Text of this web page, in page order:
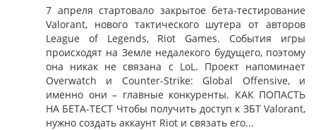
7 апреля стартовало закрытое бета-тестирование
Valorant, нового тактического шутера от авторов
League of Legends, Riot Games. События игры
происходят на Земле недалекого будущего, поэтому
она никак не связана с LoL. Проект напоминает
Overwatch и Counter-Strike: Global Offensive, и
именно они – главные конкуренты. КАК ПОПАСТЬ
НА БЕТА-ТЕСТ Чтобы получить доступ к ЗБТ Valorant,
нужно создать аккаунт Riot и связать его...